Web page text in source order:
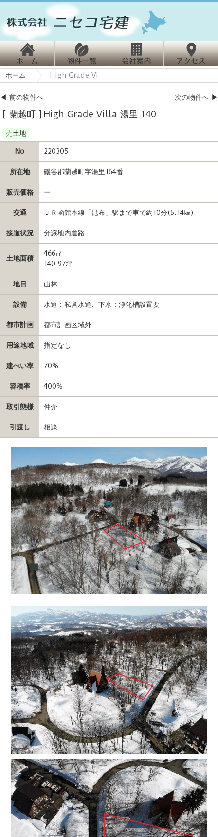
ホ
ーム
物
件情報
会
ホーム High Grade Vi
◀ 前の物件へ 次の物件へ ▶
[ 蘭越町 ] High Grade Villa 湯里 140
売土地
No 220305
所在地 磯谷郡蘭越町字湯里164番
販売価格 ー
交通 ＪＲ函館本線「昆布」駅まで車で約10分(5.14㎞)
接道状況 分譲地内道路
土地面積
466㎡
140.97坪
地目 山林
設備 水道：私営水道、下水：浄化槽設置要
都市計画 都市計画区域外
用途地域 指定なし
建ぺい率 70%
容積率 400%
取引態様 仲介
引渡し 相談